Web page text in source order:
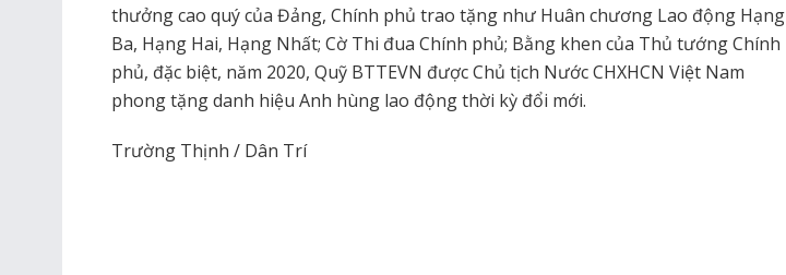
thưởng cao quý của Đảng, Chính phủ trao tặng như Huân chương Lao động Hạng
Ba, Hạng Hai, Hạng Nhất; Cờ Thi đua Chính phủ; Bằng khen của Thủ tướng Chính
phủ, đặc biệt, năm 2020, Quỹ BTTEVN được Chủ tịch Nước CHXHCN Việt Nam
phong tặng danh hiệu Anh hùng lao động thời kỳ đổi mới.
Trường Thịnh / Dân Trí